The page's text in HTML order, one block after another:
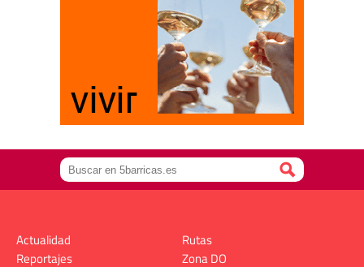
Actualidad
Reportajes
Rutas
Zona DO